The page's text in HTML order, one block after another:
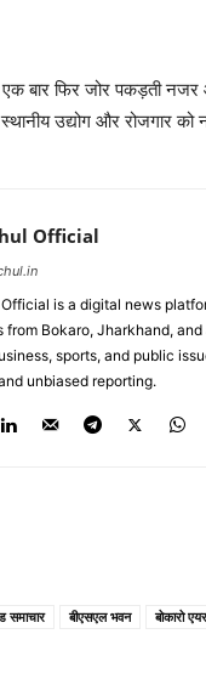
एक बार फिर जोर पकड़ती
उद्योग और रोजगार को
Official
is a digital news
from Bokaro, Jharkhand,
sports, and public
unbiased reporting.
समाचार बीएसएल भवन बोकारो